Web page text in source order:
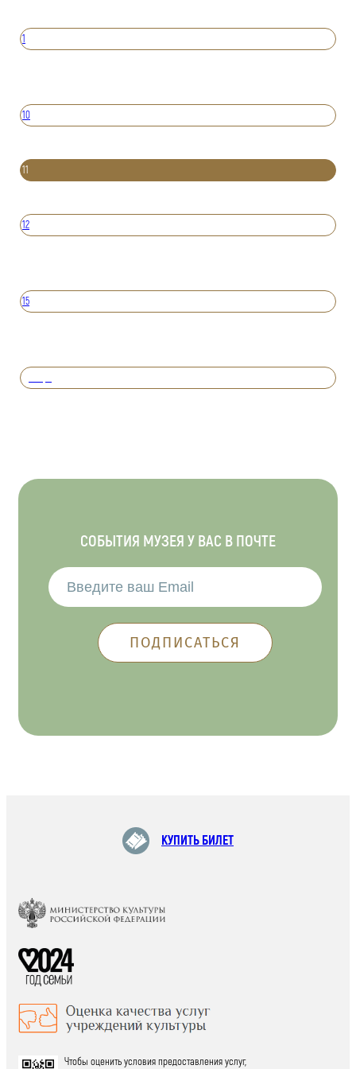
1
10
11
12
15
СОБЫТИЯ МУЗЕЯ У ВАС В ПОЧТЕ
КУПИТЬ БИЛЕТ
Чтобы оценить условия предоставления услуг,